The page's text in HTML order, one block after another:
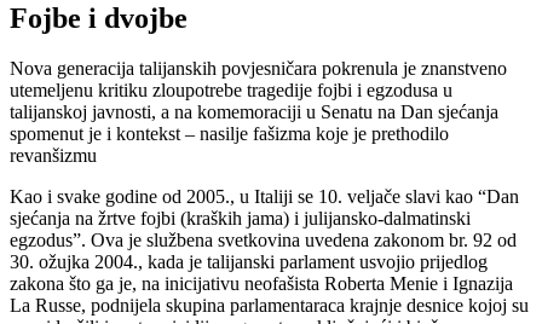
Fojbe i dvojbe
Nova generacija talijanskih povjesničara pokrenula je znanstveno
utemeljenu kritiku zloupotrebe tragedije fojbi i egzodusa u
talijanskoj javnosti, a na komemoraciji u Senatu na Dan sjećanja
spomenut je i kontekst – nasilje fašizma koje je prethodilo
revanšizmu
Kao i svake godine od 2005., u Italiji se 10. veljače slavi kao “Dan
sjećanja na žrtve fojbi (kraških jama) i julijansko-dalmatinski
egzodus”. Ova je službena svetkovina uvedena zakonom br. 92 od
30. ožujka 2004., kada je talijanski parlament usvojio prijedlog
zakona što ga je, na inicijativu neofašista Roberta Menie i Ignazija
La Russe, podnijela skupina parlamentaraca krajnje desnice kojoj su